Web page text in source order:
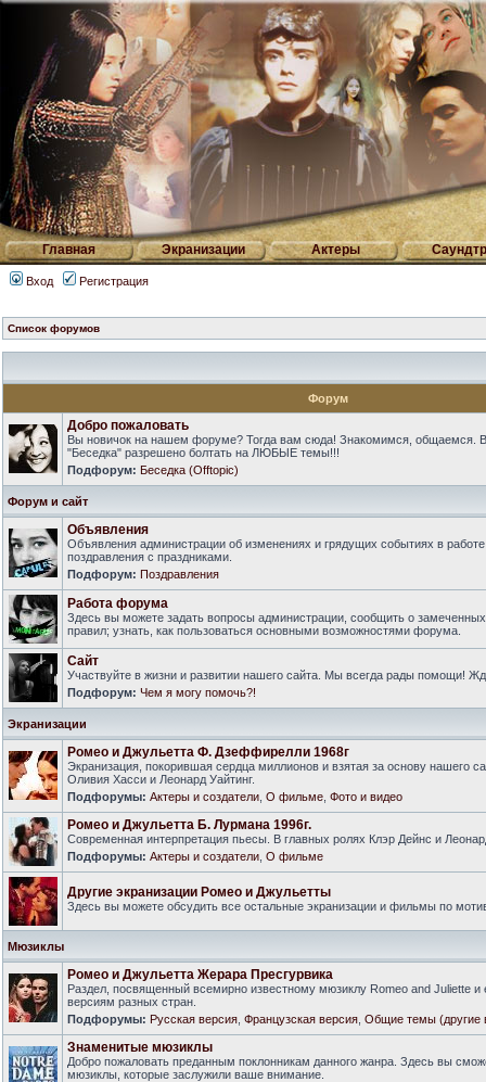
Главная Экранизации Актеры
Вход Регистрация
Список форумов
Форум
Добро пожаловать
Вы новичок на нашем форуме? Тогда вам сюда! Знакомимся, общаемся.
"Беседка" разрешено болтать на ЛЮБЫЕ темы!!!
Подфорум: Беседка (Offtopic)
Форум и сайт
Объявления
Объявления администрации об изменениях и грядущих событиях в
поздравления с праздниками.
Подфорум: Поздравления
Работа форума
Здесь вы можете задать вопросы администрации, сообщить о
правил; узнать, как пользоваться основными возможностями форума.
Сайт
Участвуйте в жизни и развитии нашего сайта. Мы всегда рады помощи!
Подфорум: Чем я могу помочь?!
Экранизации
Ромео и Джульетта Ф. Дзеффирелли 1968г
Экранизация, покорившая сердца миллионов и взятая за основу нашего
Оливия Хасси и Леонард Уайтинг.
Подфорумы: Актеры и создатели О фильме Фото и видео
Ромео и Джульетта Б. Лурмана 1996г.
Современная интерпретация пьесы. В главных ролях Клэр Дейнс и
Подфорумы: Актеры и создатели О фильме
Другие экранизации Ромео и Джульетты
Здесь вы можете обсудить все остальные экранизации и фильмы по
Мюзиклы
Ромео и Джульетта Жерара Пресгурвика
Раздел, посвященный всемирно известному мюзиклу Romeo and Juliette и
версиям разных стран.
Подфорумы: Русская версия Французская версия Общие темы (другие
Знаменитые мюзиклы
Добро пожаловать преданным поклонникам данного жанра. Здесь вы
мюзиклы, которые заслужили ваше внимание.